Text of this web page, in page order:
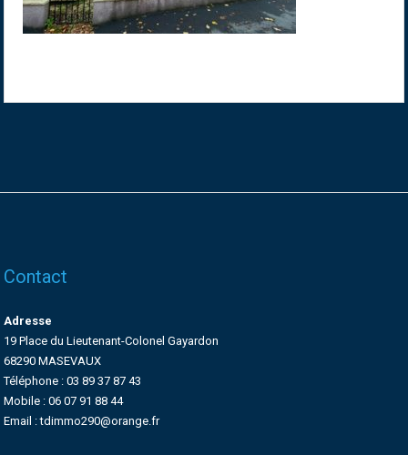
Contact
Adresse
19 Place du Lieutenant-Colonel Gayardon
68290 MASEVAUX
Téléphone : 03 89 37 87 43
Mobile : 06 07 91 88 44
Email : tdimmo290@orange.fr